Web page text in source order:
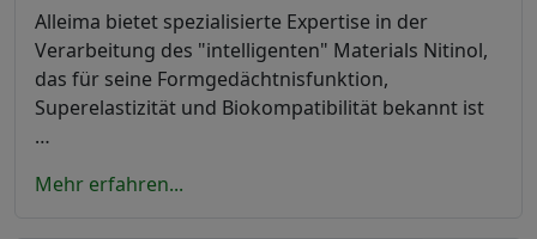
Alleima bietet spezialisierte Expertise in der
Verarbeitung des "intelligenten" Materials Nitinol,
das für seine Formgedächtnisfunktion,
Superelastizität und Biokompatibilität bekannt ist
…
Mehr erfahren...